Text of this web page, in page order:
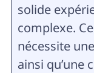
solide
complexe.
nécessite
ainsi qu’une